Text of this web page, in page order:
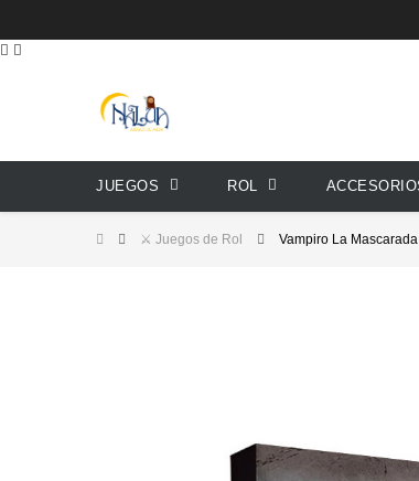
JUEGOS ROL
⚔️ Juegos de Rol Vampiro La